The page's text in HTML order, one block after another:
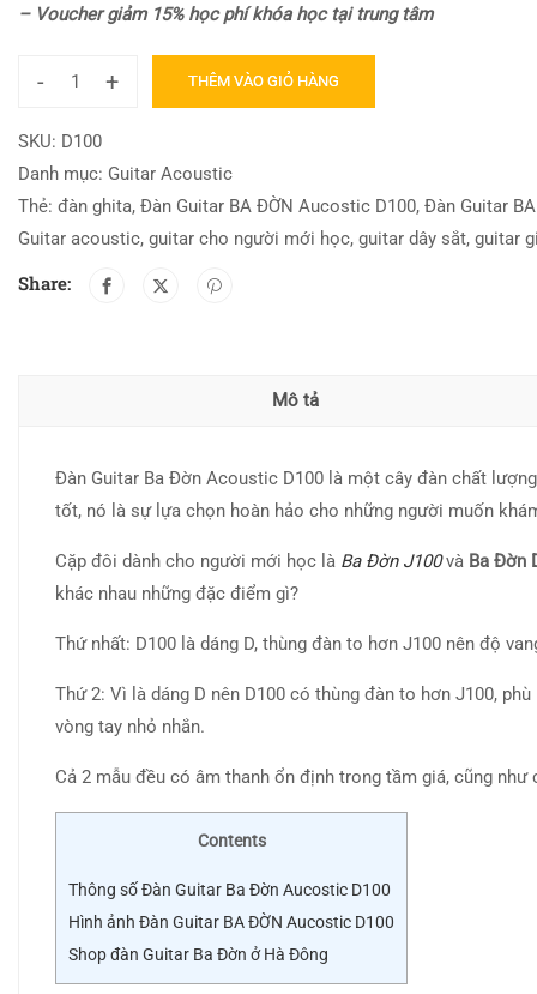
– Voucher giảm 15% học phí khóa học tại trung tâm
- + THÊM VÀO GIỎ HÀNG
SKU: D100
Danh mục: Guitar Acoustic
Thẻ: đàn ghita, Đàn Guitar BA ĐỜN Aucostic D100, Đàn Guitar
Guitar acoustic, guitar cho người mới học, guitar dây sắt, guitar
Share:
Mô tả
Đàn Guitar Ba Đờn Acoustic D100 là một cây đàn chất
tốt, nó là sự lựa chọn hoàn hảo cho những người muốn
Cặp đôi dành cho người mới học là Ba Đờn J100 và Ba Đờn
khác nhau những đặc điểm gì?
Thứ nhất: D100 là dáng D, thùng đàn to hơn J100 nên độ
Thứ 2: Vì là dáng D nên D100 có thùng đàn to hơn J100,
vòng tay nhỏ nhắn.
Cả 2 mẫu đều có âm thanh ổn định trong tầm giá, cũng
Contents
Thông số Đàn Guitar Ba Đờn Aucostic D100
Hình ảnh Đàn Guitar BA ĐỜN Aucostic D100
Shop đàn Guitar Ba Đờn ở Hà Đông